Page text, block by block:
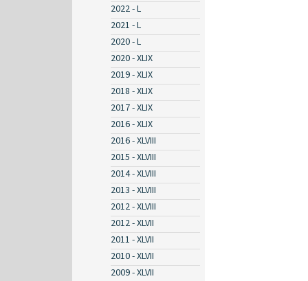
2022 - L
2021 - L
2020 - L
2020 - XLIX
2019 - XLIX
2018 - XLIX
2017 - XLIX
2016 - XLIX
2016 - XLVIII
2015 - XLVIII
2014 - XLVIII
2013 - XLVIII
2012 - XLVIII
2012 - XLVII
2011 - XLVII
2010 - XLVII
2009 - XLVII